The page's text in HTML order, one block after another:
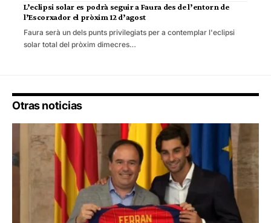
L’eclipsi solar es podrà seguir a Faura des de l’entorn de
l’Escorxador el pròxim 12 d’agost
Faura serà un dels punts privilegiats per a contemplar l'eclipsi
solar total del pròxim dimecres…
Otras noticias